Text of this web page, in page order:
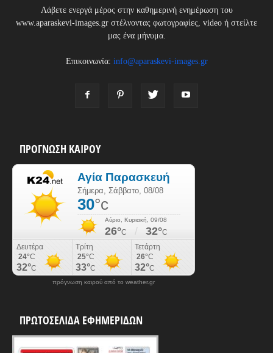
Λάβετε ενεργά μέρος στην καθημερινή ενημέρωση του
www.aparaskevi-images.gr στέλνοντας φωτογραφίες, video ή στείλτε
μας ένα μήνυμα.
Επικοινωνία: info@aparaskevi-images.gr
ΠΡΟΓΝΩΣΗ ΚΑΙΡΟΥ
πρόγνωση καιρού από το weather.gr
ΠΡΩΤΟΣΕΛΙΔΑ ΕΦΗΜΕΡΙΔΩΝ